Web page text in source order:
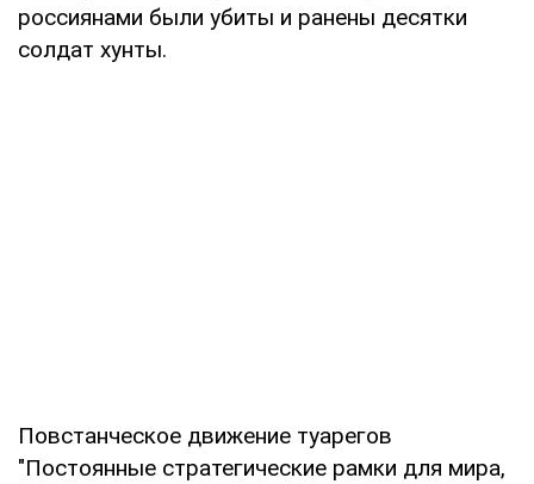
россиянами были убиты и ранены десятки
солдат хунты.
Повстанческое движение туарегов
"Постоянные стратегические рамки для мира,